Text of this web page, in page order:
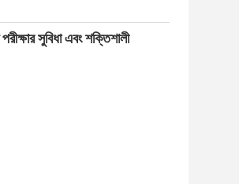
সুবিধা এবং শক্তিশালী